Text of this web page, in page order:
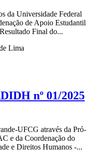
da Universidade Federal
de Apoio Estudantil
Final do...
Lima
nº 01/2025
UFCG através da Pró-
e da Coordenação do
e Direitos Humanos -...